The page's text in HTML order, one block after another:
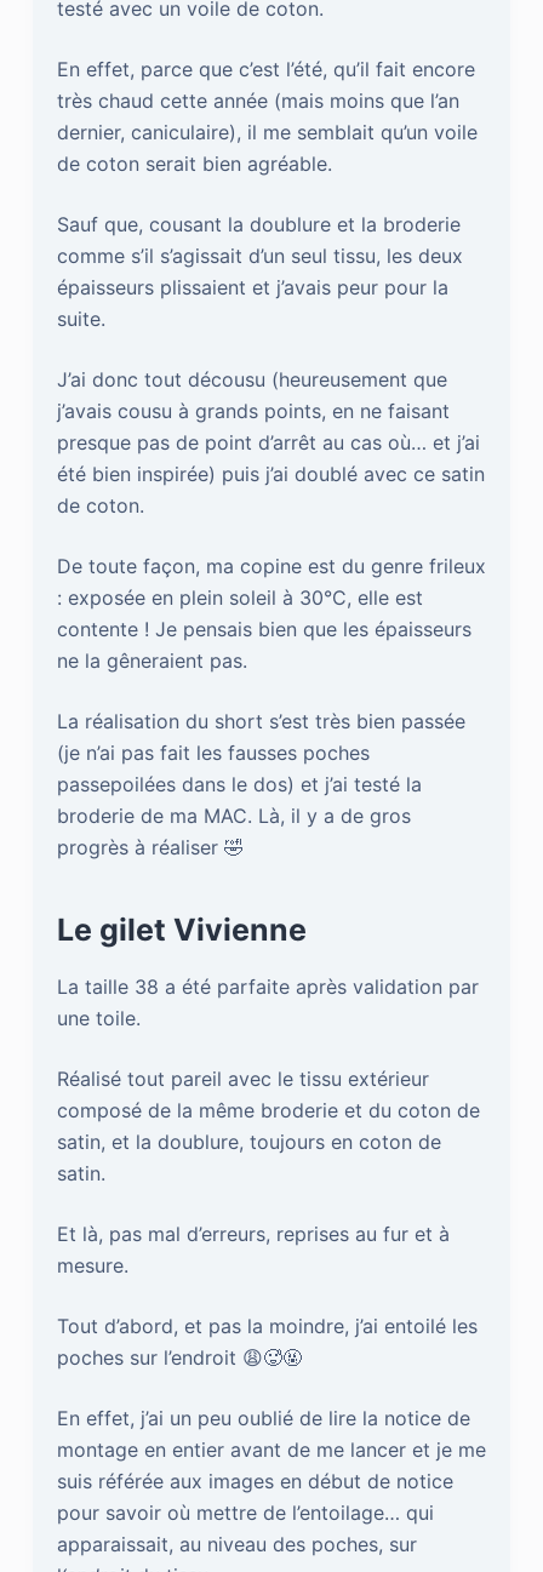
testé avec un voile de coton.
En effet, parce que c’est l’été, qu’il fait encore
très chaud cette année (mais moins que l’an
dernier, caniculaire), il me semblait qu’un voile
de coton serait bien agréable.
Sauf que, cousant la doublure et la broderie
comme s’il s’agissait d’un seul tissu, les deux
épaisseurs plissaient et j’avais peur pour la
suite.
J’ai donc tout décousu (heureusement que
j’avais cousu à grands points, en ne faisant
presque pas de point d’arrêt au cas où… et j’ai
été bien inspirée) puis j’ai doublé avec ce satin
de coton.
De toute façon, ma copine est du genre frileux
: exposée en plein soleil à 30°C, elle est
contente ! Je pensais bien que les épaisseurs
ne la gêneraient pas.
La réalisation du short s’est très bien passée
(je n’ai pas fait les fausses poches
passepoilées dans le dos) et j’ai testé la
broderie de ma MAC. Là, il y a de gros
progrès à réaliser 🤣
Le gilet Vivienne
La taille 38 a été parfaite après validation par
une toile.
Réalisé tout pareil avec le tissu extérieur
composé de la même broderie et du coton de
satin, et la doublure, toujours en coton de
satin.
Et là, pas mal d’erreurs, reprises au fur et à
mesure.
Tout d’abord, et pas la moindre, j’ai entoilé les
poches sur l’endroit 😩🥵🤬
En effet, j’ai un peu oublié de lire la notice de
montage en entier avant de me lancer et je me
suis référée aux images en début de notice
pour savoir où mettre de l’entoilage… qui
apparaissait, au niveau des poches, sur